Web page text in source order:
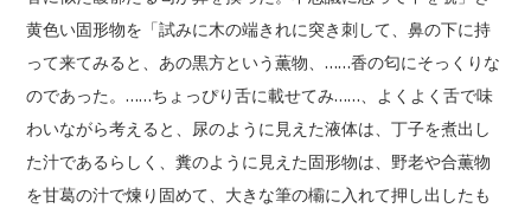
黄色い固形物を「試みに木の端きれに突き刺して、鼻の下に持
って来てみると、あの黒方という薫物、……香の匂にそっくりな
のであった。……ちょっぴり舌に載せてみ……、よくよく舌で味
わいながら考えると、尿のように見えた液体は、丁子を煮出し
た汁であるらしく、糞のように見えた固形物は、野老や合薫物
を甘葛の汁で煉り固めて、大きな筆の欛に入れて押し出したも